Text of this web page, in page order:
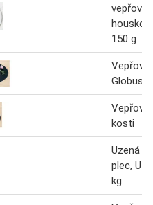
vepřová
150 g
Vepřová
Globus
Vepřová
kosti
Uzená
plec,
kg